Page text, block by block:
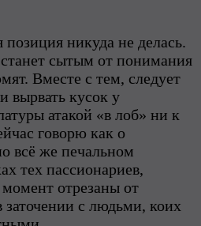
позиция никуда не делась.
сытым от понимания
Вместе с тем, следует
вырвать кусок у
атакой «в лоб» ни к
говорю как о
всё же печальном
тех пассионариев,
отрезаны от
заточении с людьми, коих